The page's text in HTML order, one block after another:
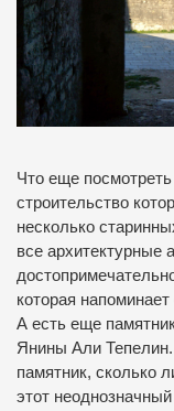
Что еще
строительство
несколько
все архитектурные
которая
А есть еще
Янины Али
памятник, сколько
этот